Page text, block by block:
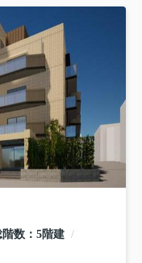
階数
5階建